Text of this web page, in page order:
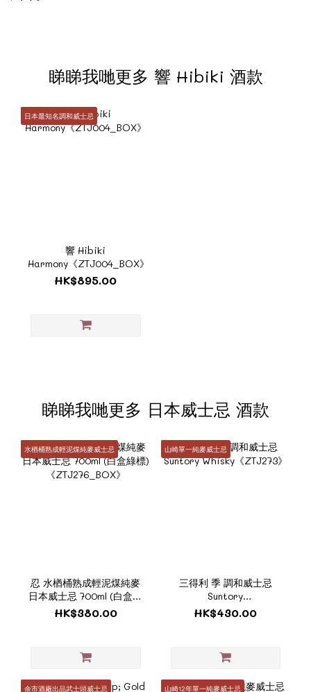
睇睇我哋更多 響 Hibiki 酒款
日本最知名調和威士忌
響 Hibiki
Harmony《ZTJ004_BOX》
HK$895.00
睇睇我哋更多 日本威士忌 酒款
水楢桶熟成輕泥煤純麥威士忌
忍 水楢桶熟成輕泥煤純麥
日本威士忌 700ml (白盒綠
標) 《ZTJ276_BOX》
HK$380.00
山崎單一純麥威士忌
三得利 季 調和威士忌
Suntory
Whisky《ZTJ273》
HK$430.00
余市酒廠出品武士頭威士忌 山崎12年單一純麥威士忌